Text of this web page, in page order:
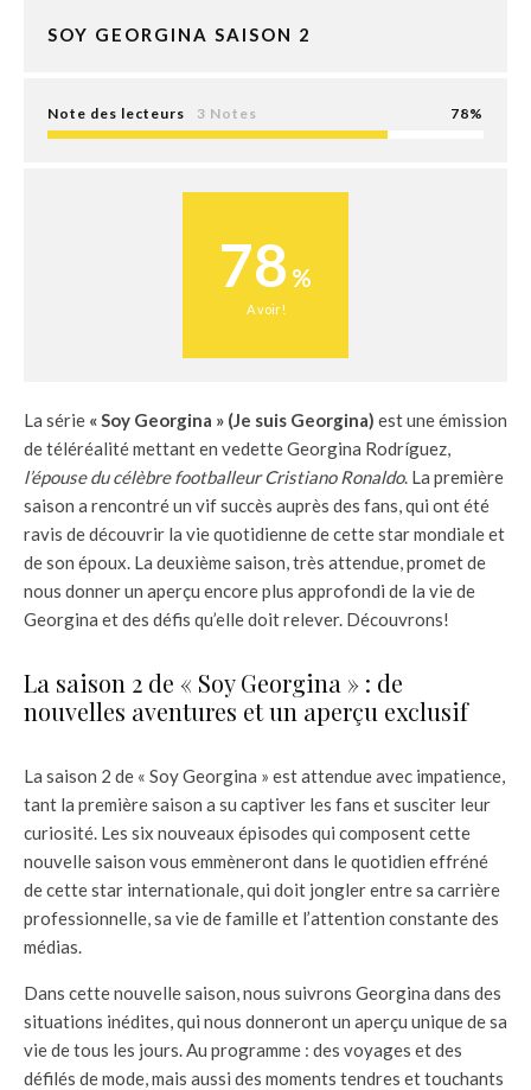
SOY GEORGINA SAISON 2
Note des lecteurs 3 Notes 78
78
A voir!
La série « Soy Georgina » (Je suis Georgina) est une émission
de téléréalité mettant en vedette Georgina Rodríguez,
l’épouse du célèbre footballeur Cristiano Ronaldo. La première
saison a rencontré un vif succès auprès des fans, qui ont été
ravis de découvrir la vie quotidienne de cette star mondiale et
de son époux. La deuxième saison, très attendue, promet de
nous donner un aperçu encore plus approfondi de la vie de
Georgina et des défis qu’elle doit relever. Découvrons!
La saison 2 de « Soy Georgina » : de
nouvelles aventures et un aperçu exclusif
La saison 2 de « Soy Georgina » est attendue avec impatience,
tant la première saison a su captiver les fans et susciter leur
curiosité. Les six nouveaux épisodes qui composent cette
nouvelle saison vous emmèneront dans le quotidien effréné
de cette star internationale, qui doit jongler entre sa carrière
professionnelle, sa vie de famille et l’attention constante des
médias.
Dans cette nouvelle saison, nous suivrons Georgina dans des
situations inédites, qui nous donneront un aperçu unique de sa
vie de tous les jours. Au programme : des voyages et des
défilés de mode, mais aussi des moments tendres et touchants